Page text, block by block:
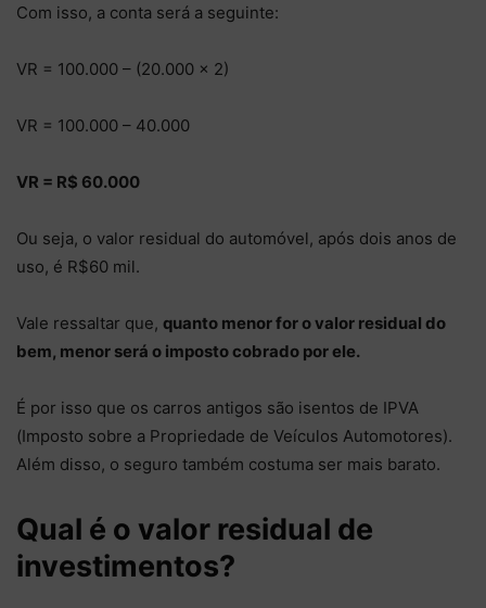
Com isso, a conta será a seguinte:
VR = 100.000 – (20.000 x 2)
VR = 100.000 – 40.000
VR = R$ 60.000
Ou seja, o valor residual do automóvel, após dois anos de
uso, é R$60 mil.
Vale ressaltar que, quanto menor for o valor residual do
bem, menor será o imposto cobrado por ele.
É por isso que os carros antigos são isentos de IPVA
(Imposto sobre a Propriedade de Veículos Automotores).
Além disso, o seguro também costuma ser mais barato.
Qual é o valor residual de
investimentos?